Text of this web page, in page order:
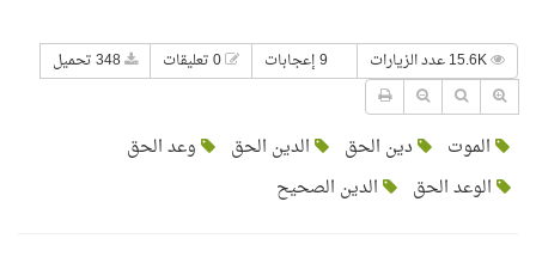
9 إعجابات
الموت دين الحق الدين الحق
وعد الحق
الوعد الحق
الدين الصحيح